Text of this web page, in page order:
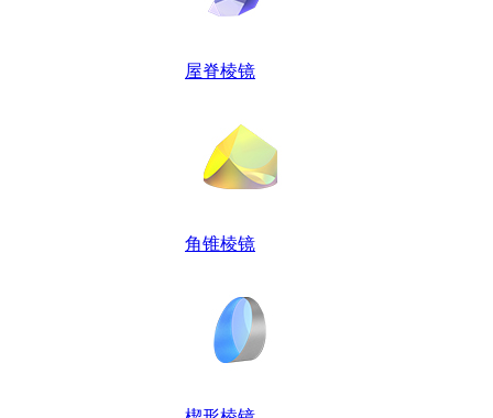
屋脊棱镜
角锥棱镜